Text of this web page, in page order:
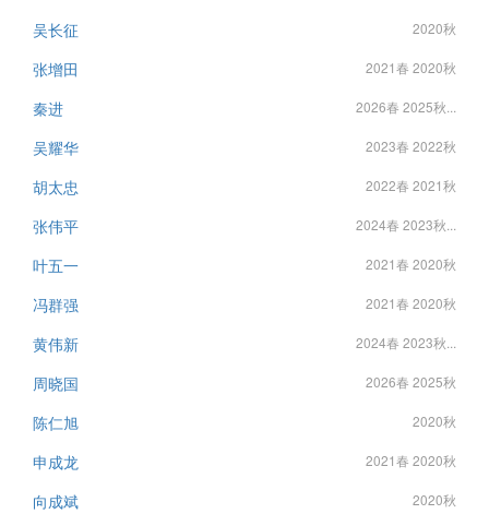
吴长征 2020秋
张增田 2021春 2020秋
秦进 2026春 2025秋...
吴耀华 2023春 2022秋
胡太忠 2022春 2021秋
张伟平 2024春 2023秋...
叶五一 2021春 2020秋
冯群强 2021春 2020秋
黄伟新 2024春 2023秋...
周晓国 2026春 2025秋
陈仁旭 2020秋
申成龙 2021春 2020秋
向成斌 2020秋